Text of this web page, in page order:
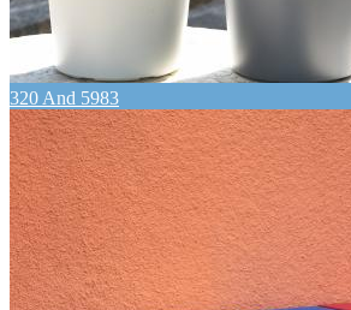
320 And 5983